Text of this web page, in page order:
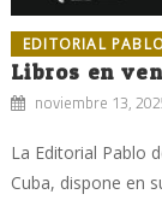
EDITORIAL
Libros en
noviembre 13,
La Editorial Pablo
Cuba, dispone en